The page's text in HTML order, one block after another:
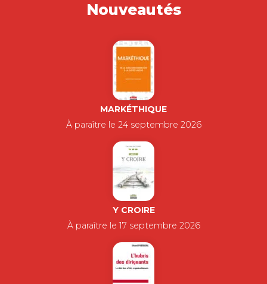
Nouveautés
MARKÉTHIQUE
À paraître le 24 septembre 2026
Y CROIRE
À paraître le 17 septembre 2026